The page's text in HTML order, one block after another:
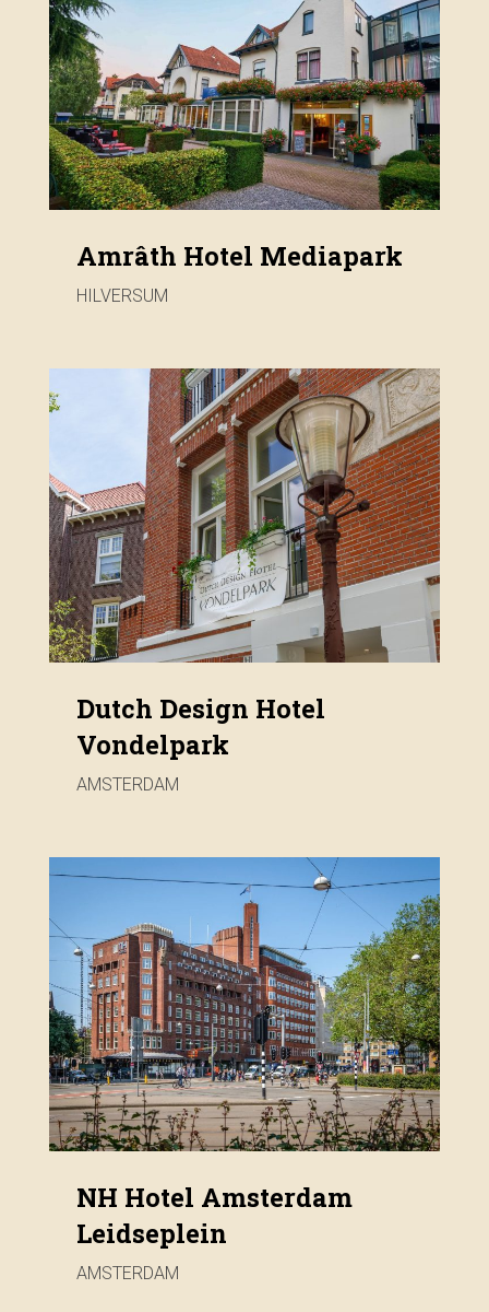
Amrâth Hotel Mediapark
HILVERSUM
Dutch Design Hotel
Vondelpark
AMSTERDAM
NH Hotel Amsterdam
Leidseplein
AMSTERDAM